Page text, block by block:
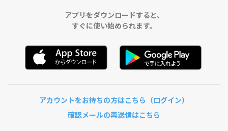
アプリをダウンロードすると、
すぐに使い始められます。
アカウントをお持ちの方はこちら（ログイン）
確認メールの再送信はこちら